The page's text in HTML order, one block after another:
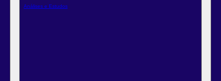
Análises e Estudos